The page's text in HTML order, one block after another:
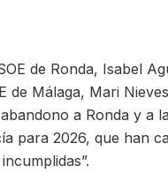
de Ronda, Isabel
de Málaga, Mari Nieves
a Ronda y a la
para 2026, que han